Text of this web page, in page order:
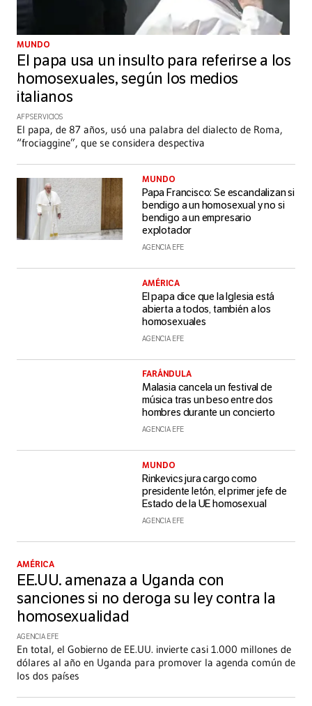
MUNDO
El papa usa un insulto para referirse a los
homosexuales, según los medios
italianos
AFP SERVICIOS
El papa, de 87 años, usó una palabra del dialecto de Roma,
“frociaggine”, que se considera despectiva
MUNDO
Papa Francisco: Se escandalizan si
bendigo a un homosexual y no si
bendigo a un empresario
explotador
AGENCIA EFE
AMÉRICA
El papa dice que la Iglesia está
abierta a todos, también a los
homosexuales
AGENCIA EFE
FARÁNDULA
Malasia cancela un festival de
música tras un beso entre dos
hombres durante un concierto
AGENCIA EFE
MUNDO
Rinkevics jura cargo como
presidente letón, el primer jefe de
Estado de la UE homosexual
AGENCIA EFE
AMÉRICA
EE.UU. amenaza a Uganda con
sanciones si no deroga su ley contra la
homosexualidad
AGENCIA EFE
En total, el Gobierno de EE.UU. invierte casi 1.000 millones de
dólares al año en Uganda para promover la agenda común de
los dos países